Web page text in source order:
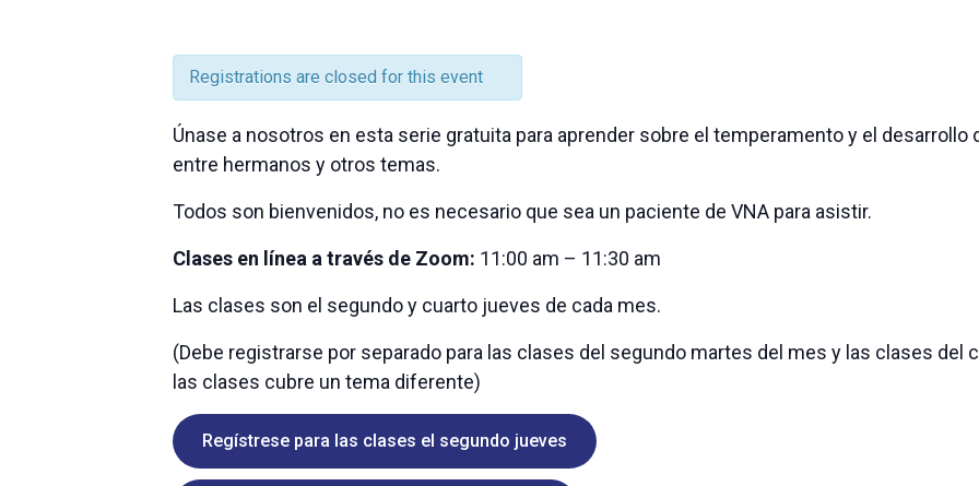
Registrations are closed for this event
Únase a nosotros en esta serie gratuita para aprender sobre el temperamento y el desarrollo
entre hermanos y otros temas.
Todos son bienvenidos, no es necesario que sea un paciente de VNA para asistir.
Clases en línea a través de Zoom: 11:00 am – 11:30 am
Las clases son el segundo y cuarto jueves de cada mes.
(Debe registrarse por separado para las clases del segundo martes del mes y las clases del
las clases cubre un tema diferente)
Regístrese para las clases el segundo jueves